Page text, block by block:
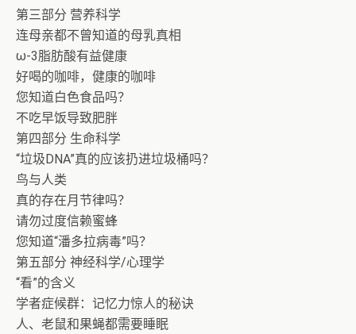
第三部分 营养科学
连母亲都不曾知道的母乳真相
ω-3脂肪酸有益健康
好喝的咖啡，健康的咖啡
您知道白色食品吗？
不吃早饭导致肥胖
第四部分 生命科学
“垃圾DNA”真的应该扔进垃圾桶吗？
鸟与人类
真的存在月节律吗？
请勿过度信赖蜜蜂
您知道“潘多拉病毒”吗？
第五部分 神经科学/心理学
“看”的含义
学者症候群：记忆力惊人的秘诀
人、老鼠和果蝇都需要睡眠